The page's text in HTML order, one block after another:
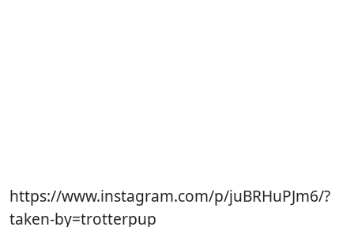
https://www.instagram.com/p/juBRHuPJm6/?
taken-by=trotterpup